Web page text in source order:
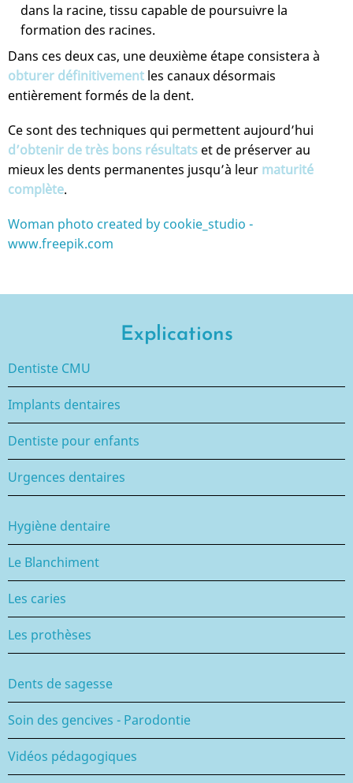
dans la racine, tissu capable de poursuivre la
formation des racines.
Dans ces deux cas, une deuxième étape consistera à
obturer définitivement les canaux désormais
entièrement formés de la dent.
Ce sont des techniques qui permettent aujourd’hui
d’obtenir de très bons résultats et de préserver au
mieux les dents permanentes jusqu’à leur maturité
complète.
Woman photo created by cookie_studio -
www.freepik.com
Explications
Dentiste CMU
Implants dentaires
Dentiste pour enfants
Urgences dentaires
Hygiène dentaire
Le Blanchiment
Les caries
Les prothèses
Dents de sagesse
Soin des gencives - Parodontie
Vidéos pédagogiques